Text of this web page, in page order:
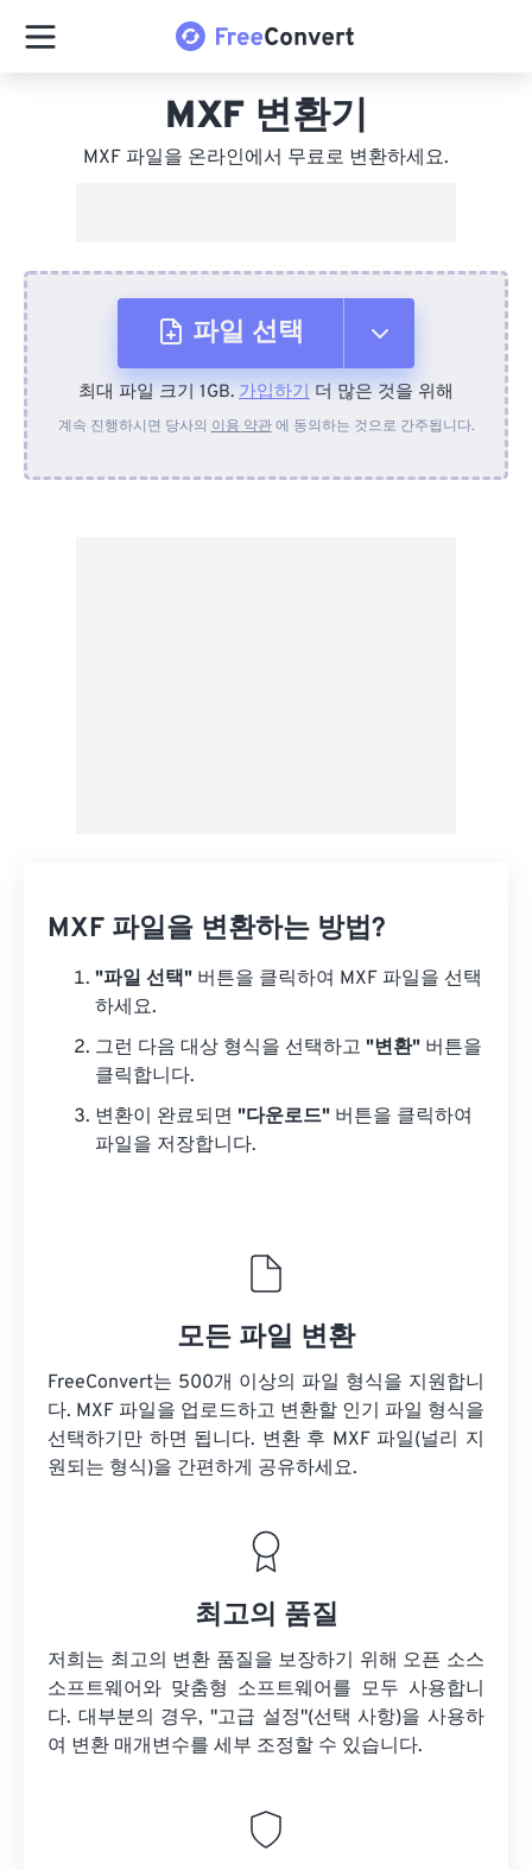
MXF 변환기
MXF 파일을 온라인에서 무료로 변환하세요.
파일 선택
장치에서
최대 파일 크기 1GB. 가입하기 더 많은 것을 위해
계속 진행하시면 당사의 이용 약관에 동의하는 것으로 간주됩니다.
MXF 파일을 변환하는 방법?
"파일 선택" 버튼을 클릭하여 MXF 파일을 선택
하세요.
그런 다음 대상 형식을 선택하고 "변환" 버튼을
클릭합니다.
변환이 완료되면 "다운로드" 버튼을 클릭하여
파일을 저장합니다.
모든 파일 변환
FreeConvert는 500개 이상의 파일 형식을 지원합니
다. MXF 파일을 업로드하고 변환할 인기 파일 형식을
선택하기만 하면 됩니다. 변환 후 MXF 파일(널리 지
원되는 형식)을 간편하게 공유하세요.
최고의 품질
저희는 최고의 변환 품질을 보장하기 위해 오픈 소스
소프트웨어와 맞춤형 소프트웨어를 모두 사용합니
다. 대부분의 경우, "고급 설정"(선택 사항)을 사용하
여 변환 매개변수를 세부 조정할 수 있습니다.